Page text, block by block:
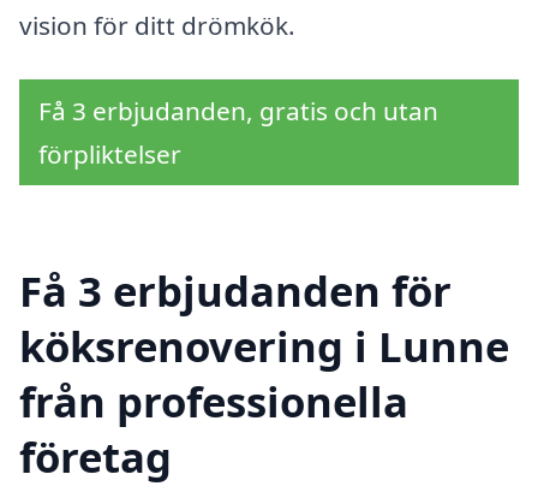
vision för ditt drömkök.
Få 3 erbjudanden, gratis och utan
förpliktelser
Få 3 erbjudanden för
köksrenovering i Lunne
från professionella
företag